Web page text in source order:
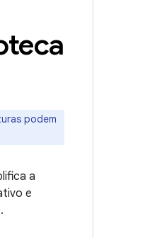
podem
a
e